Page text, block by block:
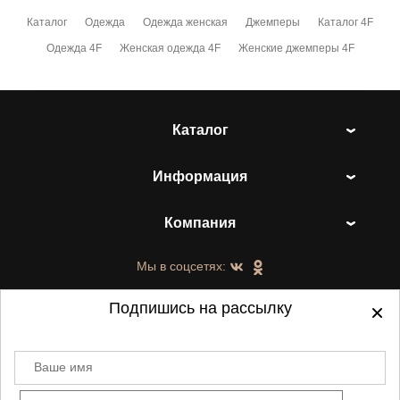
Каталог Одежда Одежда женская Джемперы Каталог 4F
Одежда 4F Женская одежда 4F Женские джемперы 4F
Каталог
Информация
Компания
Мы в соцсетях:
©2021-2026 - ShoesTown.ru - все права
Подпишись на рассылку
Ваше имя